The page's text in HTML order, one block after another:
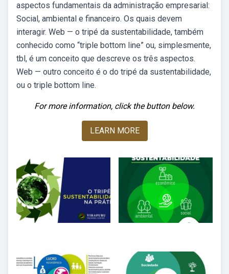
aspectos fundamentais da administração empresarial:
Social, ambiental e financeiro. Os quais devem
interagir. Web — o tripé da sustentabilidade, também
conhecido como “triple bottom line” ou, simplesmente,
tbl, é um conceito que descreve os três aspectos.
Web — outro conceito é o do tripé da sustentabilidade,
ou o triple bottom line.
For more information, click the button below.
LEARN MORE